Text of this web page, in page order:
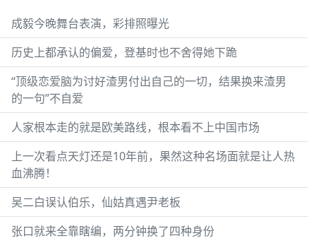
成毅今晚舞台表演，彩排照曝光
历史上都承认的偏爱，登基时也不舍得她下跪
“顶级恋爱脑为讨好渣男付出自己的一切，结果换来渣男
的一句”不自爱
人家根本走的就是欧美路线，根本看不上中国市场
上一次看点天灯还是10年前，果然这种名场面就是让人热
血沸腾！
吴二白误认伯乐，仙姑真遇尹老板
张口就来全靠瞎编，两分钟换了四种身份